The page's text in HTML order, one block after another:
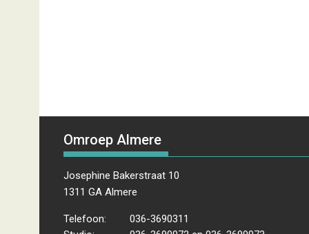
Omroep Almere
Josephine Bakerstraat 10
1311 GA Almere
Telefoon:
036-3690311